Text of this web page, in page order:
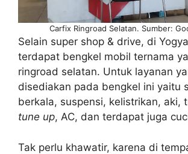
Carfix Ringroad Selatan. Sumber:
Selain super shop & drive, di
terdapat bengkel mobil ternama
ringroad selatan. Untuk layanan
disediakan pada bengkel ini yaitu
berkala, suspensi, kelistrikan, aki,
tune up, AC, dan terdapat juga
Tak perlu khawatir, karena di